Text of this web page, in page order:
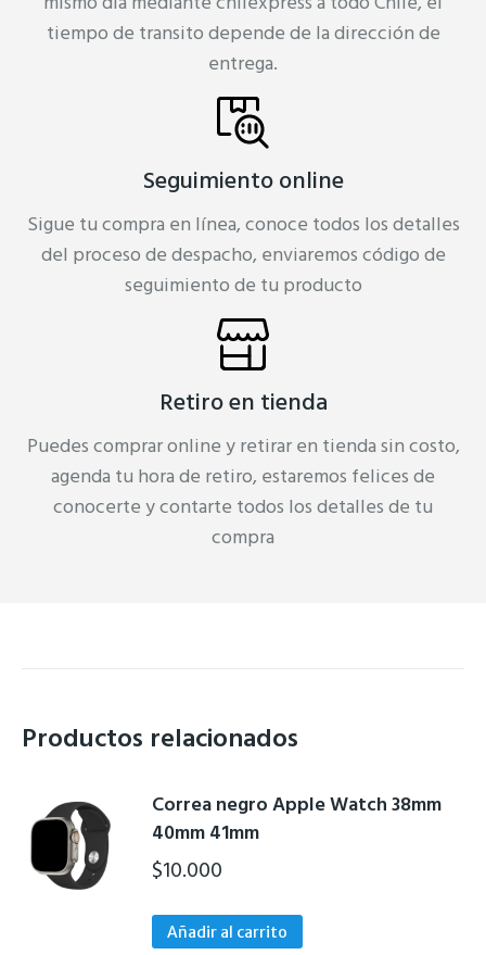
tiempo de transito depende de la dirección de
entrega.
Seguimiento online
Sigue tu compra en línea, conoce todos los detalles
del proceso de despacho, enviaremos código de
seguimiento de tu producto
Retiro en tienda
Puedes comprar online y retirar en tienda sin costo,
agenda tu hora de retiro, estaremos felices de
conocerte y contarte todos los detalles de tu
compra
Productos relacionados
Correa negro Apple Watch 38mm
40mm 41mm
$10.000
Añadir al carrito